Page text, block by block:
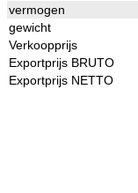
vermogen
gewicht
Verkoopprijs
Exportprijs BRUTO
Exportprijs NETTO